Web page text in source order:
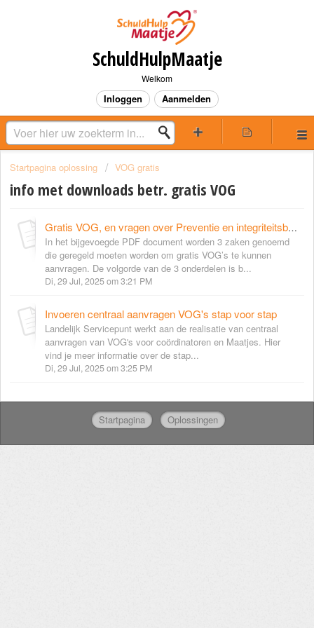
SchuldHulpMaatje
Welkom
Inloggen Aanmelden
Startpagina oplossing VOG gratis
info met downloads betr. gratis VOG
Gratis VOG, en vragen over Preventie en integriteitsbeleid en gedragscode
In het bijgevoegde PDF document worden 3 zaken genoemd
die geregeld moeten worden om gratis VOG’s te kunnen
aanvragen. De volgorde van de 3 onderdelen is b...
Di, 29 Jul, 2025 om 3:21 PM
Invoeren centraal aanvragen VOG's stap voor stap
Landelijk Servicepunt werkt aan de realisatie van centraal
aanvragen van VOG's voor coördinatoren en Maatjes. Hier
vind je meer informatie over de stap...
Di, 29 Jul, 2025 om 3:25 PM
Startpagina Oplossingen